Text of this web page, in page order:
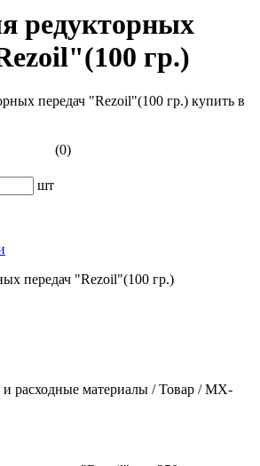
редукторных
гр.)
(0)
шт
передач "Rezoil"(100 гр.)
и расходные материалы / Товар / MX-